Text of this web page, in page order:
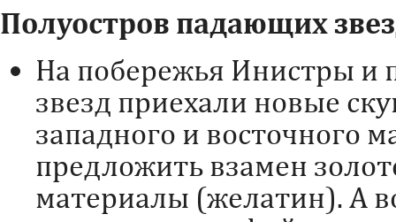
Полуостров падающих
На побережья Инистры и
звезд приехали новые
западного и восточного
предложить взамен
материалы (желатин). А